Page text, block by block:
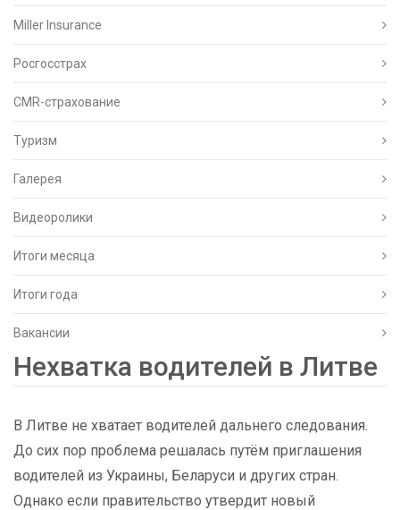
Miller Insurance
Росгосстрах
CMR-страхование
Туризм
Галерея
Видеоролики
Итоги месяца
Итоги года
Вакансии
Нехватка водителей в Литве
В Литве не хватает водителей дальнего следования.
До сих пор проблема решалась путём приглашения
водителей из Украины, Беларуси и других стран.
Однако если правительство утвердит новый